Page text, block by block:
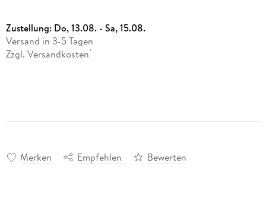
Zustellung: Do, 13.08. - Sa, 15.08.
Versand in 3-5 Tagen
Zzgl. Versandkosten *
Merken Empfehlen Bewerten